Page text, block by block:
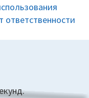
ответственности